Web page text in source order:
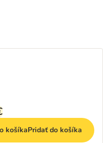
košíkaPridať do košíka